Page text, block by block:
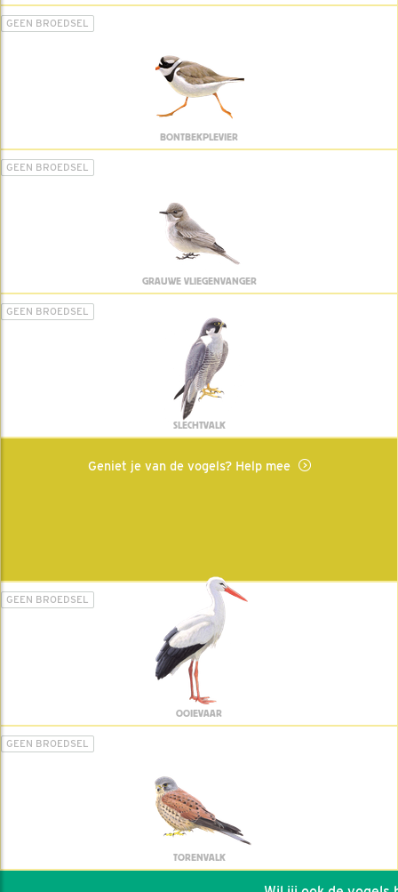
GEEN BROEDSEL
BONTBEKPLEVIER
GEEN BROEDSEL
GRAUWE VLIEGENVANGER
GEEN BROEDSEL
SLECHTVALK
Geniet je van de vogels? Help mee
GEEN BROEDSEL
OOIEVAAR
GEEN BROEDSEL
TORENVALK